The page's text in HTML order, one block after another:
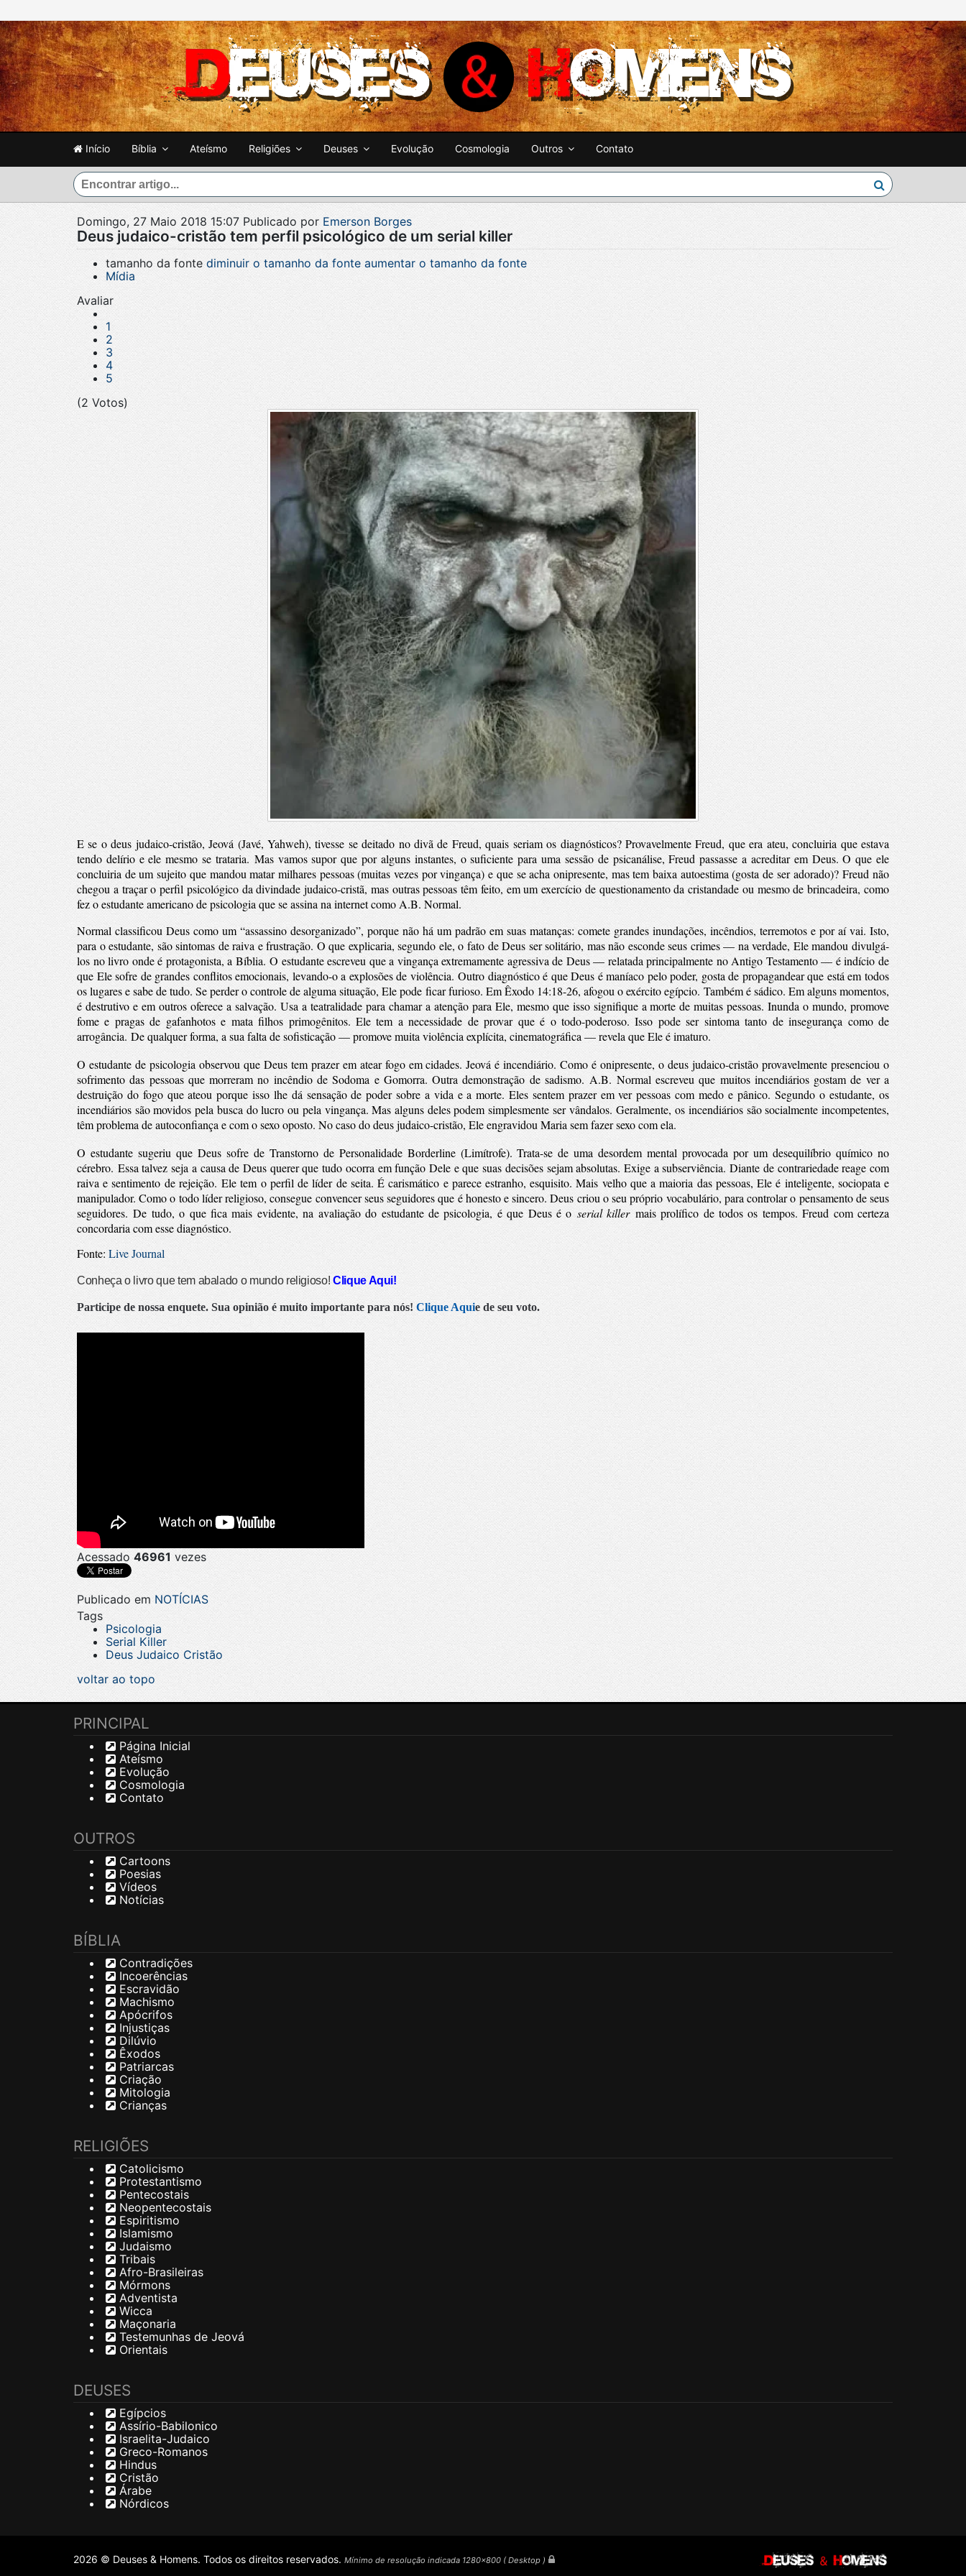
Início Bíblia Ateísmo Religiões Deuses Evolução Cosmologia Outros Contato
Domingo, 27 Maio 2018 15:07
Deus judaico-cristão tem perfil psicológico de um serial killer
Publicado por Emerson Borges
tamanho da fonte diminuir o tamanho da fonte aumentar o tamanho da fonte
Mídia
Avaliar
1
2
3
4
5
(2 Votos)
E se o deus judaico-cristão, Jeová (Javé, Yahweh), tivesse se deitado no divã de Freud, quais seriam os diagnósticos? Provavelmente Freud, que era ateu, concluiria que estava
tendo delírio e ele mesmo se trataria. Mas vamos supor que por alguns instantes, o suficiente para uma sessão de psicanálise, Freud passasse a acreditar em Deus. O que ele
concluiria de um sujeito que mandou matar milhares pessoas (muitas vezes por vingança) e que se acha onipresente, mas tem baixa autoestima (gosta de ser adorado)?Freud não
chegou a traçar o perfil psicológico da divindade judaico-cristã, mas outras pessoas têm feito, em um exercício de questionamento da cristandade ou mesmo de brincadeira, como
fez o estudante americano de psicologia que se assina na internet como A.B. Normal.
Normal classificou Deus como um “assassino desorganizado”, porque não há um padrão em suas matanças: comete grandes inundações, incêndios, terremotos e por aí vai. Isto,
para o estudante, são sintomas de raiva e frustração. O que explicaria, segundo ele, o fato de Deus ser solitário, mas não esconde seus crimes — na verdade, Ele mandou divulgá-
los no livro onde é protagonista, a Bíblia.O estudante escreveu que a vingança extremamente agressiva de Deus — relatada principalmente no Antigo Testamento — é indício de
que Ele sofre de grandes conflitos emocionais, levando-o a explosões de violência.Outro diagnóstico é que Deus é maníaco pelo poder, gosta de propagandear que está em todos
os lugares e sabe de tudo. Se perder o controle de alguma situação, Ele pode ficar furioso. Em Êxodo 14:18-26, afogou o exército egípcio.Também é sádico. Em alguns momentos,
é destrutivo e em outros oferece a salvação.Usa a teatralidade para chamar a atenção para Ele, mesmo que isso signifique a morte de muitas pessoas. Inunda o mundo, promove
fome e pragas de gafanhotos e mata filhos primogênitos. Ele tem a necessidade de provar que é o todo-poderoso. Isso pode ser sintoma tanto de insegurança como de
arrogância. De qualquer forma, a sua falta de sofisticação — promove muita violência explícita, cinematográfica — revela que Ele é imaturo.
O estudante de psicologia observou que Deus tem prazer em atear fogo em cidades. Jeová é incendiário. Como é onipresente, o deus judaico-cristão provavelmente presenciou o
sofrimento das pessoas que morreram no incêndio de Sodoma e Gomorra. Outra demonstração de sadismo.A.B. Normal escreveu que muitos incendiários gostam de ver a
destruição do fogo que ateou porque isso lhe dá sensação de poder sobre a vida e a morte. Eles sentem prazer em ver pessoas com medo e pânico.Segundo o estudante, os
incendiários são movidos pela busca do lucro ou pela vingança. Mas alguns deles podem simplesmente ser vândalos.Geralmente, os incendiários são socialmente incompetentes,
têm problema de autoconfiança e com o sexo oposto. No caso do deus judaico-cristão, Ele engravidou Maria sem fazer sexo com ela.
O estudante sugeriu que Deus sofre de Transtorno de Personalidade Borderline (Limítrofe). Trata-se de uma desordem mental provocada por um desequilíbrio químico no
cérebro.Essa talvez seja a causa de Deus querer que tudo ocorra em função Dele e que suas decisões sejam absolutas. Exige a subserviência. Diante de contrariedade reage com
raiva e sentimento de rejeição.Ele tem o perfil de líder de seita. É carismático e parece estranho, esquisito. Mais velho que a maioria das pessoas, Ele é inteligente, sociopata e
manipulador. Como o todo líder religioso, consegue convencer seus seguidores que é honesto e sincero. Deus criou o seu próprio vocabulário, para controlar o pensamento de seus
seguidores.De tudo, o que fica mais evidente, na avaliação do estudante de psicologia, é que Deus é o serial killermais prolífico de todos os tempos. Freud com certeza
concordaria com esse diagnóstico.
Fonte: Live Journal
Conheça o livro que tem abalado o mundo religioso!Clique Aqui!
Participe de nossa enquete. Sua opinião é muito importante para nós! Clique Aquie de seu voto.
Acessado46961 vezes
Publicado em NOTÍCIAS
Tags
Psicologia
Serial Killer
Deus Judaico Cristão
voltar ao topo
PRINCIPAL
Página Inicial
Ateísmo
Evolução
Cosmologia
Contato
OUTROS
Cartoons
Poesias
Vídeos
Notícias
BÍBLIA
Contradições
Incoerências
Escravidão
Machismo
Apócrifos
Injustiças
Dilúvio
Êxodos
Patriarcas
Criação
Mitologia
Crianças
RELIGIÕES
Catolicismo
Protestantismo
Pentecostais
Neopentecostais
Espiritismo
Islamismo
Judaismo
Tribais
Afro-Brasileiras
Mórmons
Adventista
Wicca
Maçonaria
Testemunhas de Jeová
Orientais
DEUSES
Egípcios
Assírio-Babilonico
Israelita-Judaico
Greco-Romanos
Hindus
Cristão
Árabe
Nórdicos
2026 © Deuses & Homens. Todos os direitos reservados. Mínimo de resolução indicada 1280x800 ( Desktop )